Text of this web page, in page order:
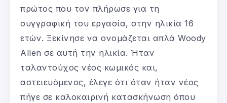
πρώτος που τον πλήρωσε για τη
συγγραφική του εργασία, στην ηλικία 16
ετών. Ξεκίνησε να ονομάζεται απλά Woody
Allen σε αυτή την ηλικία. Ήταν
ταλαντούχος νέος κωμικός και,
αστειευόμενος, έλεγε ότι όταν ήταν νέος
πήγε σε καλοκαιρινή κατασκήνωση όπου